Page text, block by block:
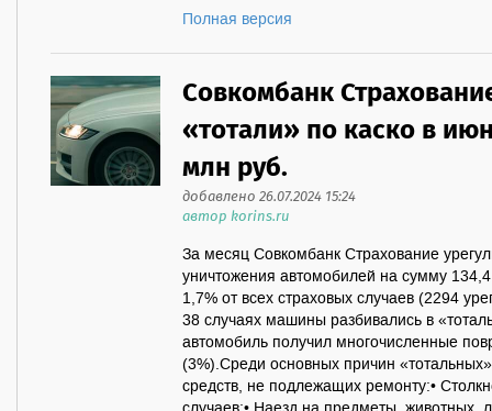
Полная версия
Совкомбанк
«тотали» по каско в
млн руб.
добавлено 26.07.2024 15:24
автор korins.ru
За месяц Совкомбанк Страхование
уничтожения автомобилей на сумму
1,7% от всех страховых случаев (2294
38 случаях машины разбивались в
автомобиль получил многочисленные
(3%).Среди основных причин
средств, не подлежащих ремонту:•